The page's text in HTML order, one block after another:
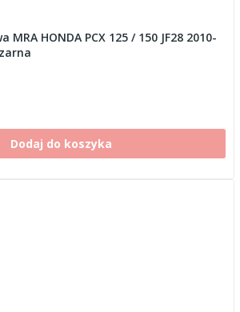
HONDA PCX 125 / 150 JF28 2010-
Dodaj do koszyka